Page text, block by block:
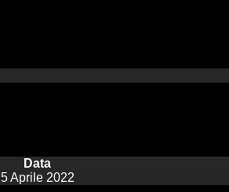
Data
5 Aprile 2022